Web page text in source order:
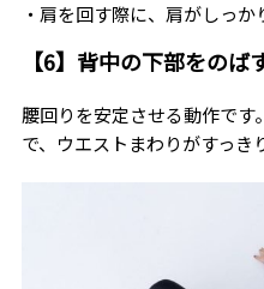
・肩を回す際に、肩がしっ
【6】背中の下部をのば
腰回りを安定させる動作で
で、ウエストまわりがすっき